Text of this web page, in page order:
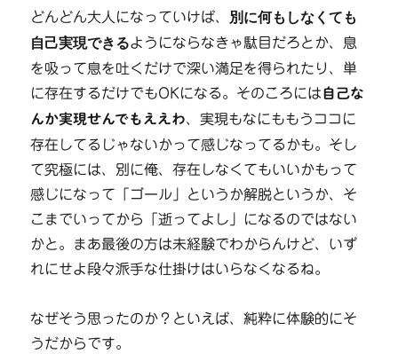
どんどん大人になっていけば、 別に何もしなくても
自己実現できるようにならなきゃ駄目だろとか、息
を吸って息を吐くだけで深い満足を得られたり、単
に存在するだけでもOKになる。そのころには自己な
んか実現せんでもええわ、実現もなにももうココに
存在してるじゃないかって感じなってるかも。そし
て究極には、別に俺、存在しなくてもいいかもって
感じになって「ゴール」というか解脱というか、そ
こまでいってから「逝ってよし」になるのではない
かと。まあ最後の方は未経験でわからんけど、いず
れにせよ段々派手な仕掛けはいらなくなるね。
なぜそう思ったのか？といえば、純粋に体験的にそ
うだからです。